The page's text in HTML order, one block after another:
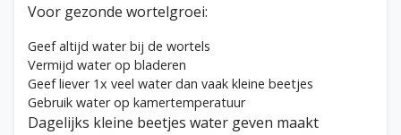
Voor gezonde wortelgroei:
Geef altijd water bij de wortels
Vermijd water op bladeren
Geef liever 1x veel water dan vaak kleine beetjes
Gebruik water op kamertemperatuur
Dagelijks kleine beetjes water geven maakt